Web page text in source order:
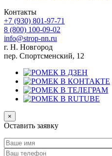
Контакты
+7 (930) 801-97-71
8 (800) 100-09-02
info@strop-nn.ru
г. Н. Новгород
пер. Спортсменский, 12
×
Оставить заявку